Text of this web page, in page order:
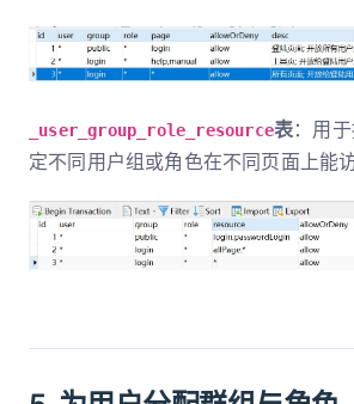
_user_group_role_resource表：用
定不同用户组或角色在不同页面上能